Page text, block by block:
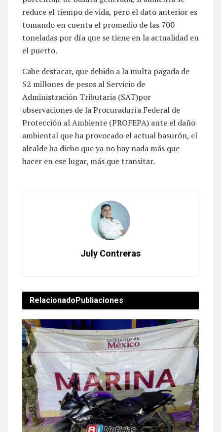
reduce el tiempo de vida, pero el dato anterior es
tomando en cuenta el promedio de las 700
toneladas por día que se tiene en la actualidad en
el puerto.
Cabe destacar, que debido a la multa pagada de
52 millones de pesos al Servicio de
Administración Tributaria (SAT)por
observaciones de la Procuraduría Federal de
Protección al Ambiente (PROFEPA) ante el daño
ambiental que ha provocado el actual basurón, el
alcalde ha dicho que ya no hay nada más que
hacer en ese lugar, más que transitar.
July Contreras
RelacionadoPubliaciones